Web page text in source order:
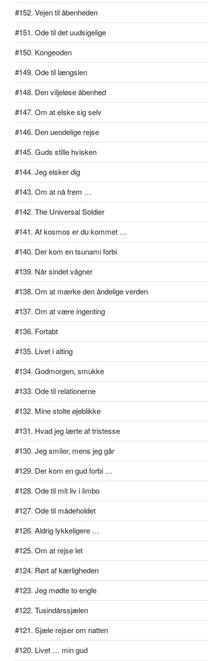
#152. Vejen til åbenheden
#151. Ode til det uudsigelige
#150. Kongeoden
#149. Ode til længslen
#148. Den viljeløse åbenhed
#147. Om at elske sig selv
#146. Den uendelige rejse
#145. Guds stille hvisken
#144. Jeg elsker dig
#143. Om at nå frem …
#142. The Universal Soldier
#141. Af kosmos er du kommet …
#140. Der kom en tsunami forbi
#139. Når sindet vågner
#138. Om at mærke den åndelige verden
#137. Om at være ingenting
#136. Fortabt
#135. Livet i alting
#134. Godmorgen, smukke
#133. Ode til relationerne
#132. Mine stolte øjeblikke
#131. Hvad jeg lærte af tristesse
#130. Jeg smiler, mens jeg går
#129. Der kom en gud forbi …
#128. Ode til mit liv i limbo
#127. Ode til mådeholdet
#126. Aldrig lykkeligere …
#125. Om at rejse let
#124. Rørt af kærligheden
#123. Jeg mødte to engle
#122. Tusindårssjælen
#121. Sjæle rejser om natten
#120. Livet … min gud